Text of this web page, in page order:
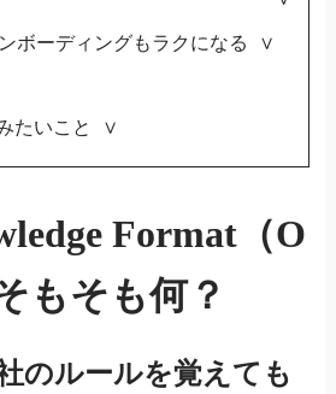
ボーディングもラクになる
たいこと
Format（O
もそも何？
のルールを覚えても